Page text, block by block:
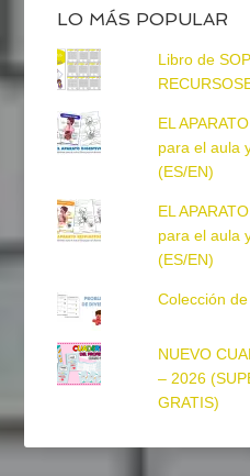
LO MÁS POPULAR
Libro de
EL
para el aula
(ES/EN)
EL
para el aula
(ES/EN)
Colección
NUEVO
– 2026
GRATIS)